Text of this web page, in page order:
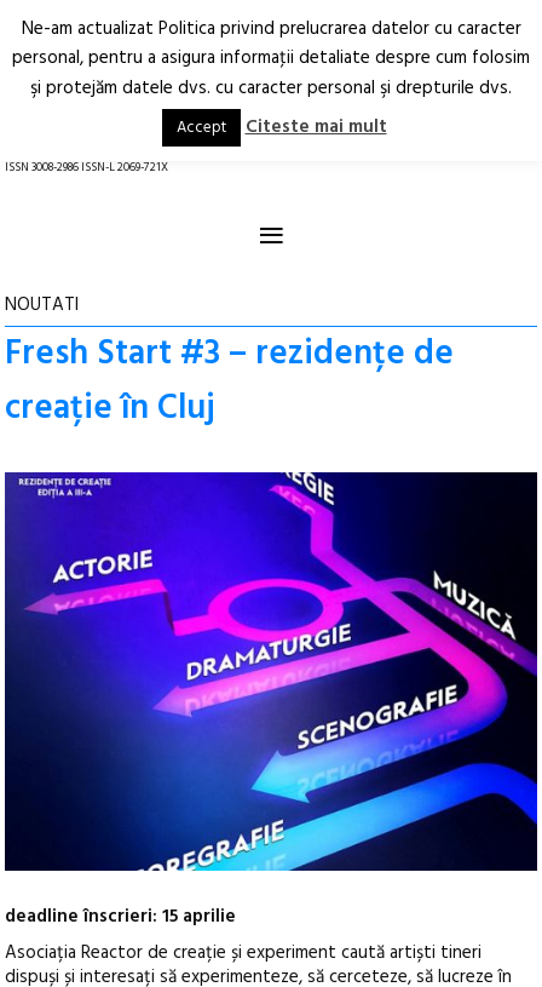
Arhitectură.
Oraș.
RO EN
ISSN 3008-2986 ISSN-L 2069-721X
≡
NOUTATI
Fresh Start #3 – rezidențe de
creație în Cluj
deadline înscrieri: 15 aprilie
Asociația Reactor de creație și experiment caută artiști tineri
dispuși și interesați să experimenteze, să cerceteze, să lucreze în
Ne-am actualizat Politica privind prelucrarea datelor cu caracter
personal, pentru a asigura informaţii detaliate despre cum folosim
şi protejăm datele dvs. cu caracter personal şi drepturile dvs.
Accept Citeste mai mult